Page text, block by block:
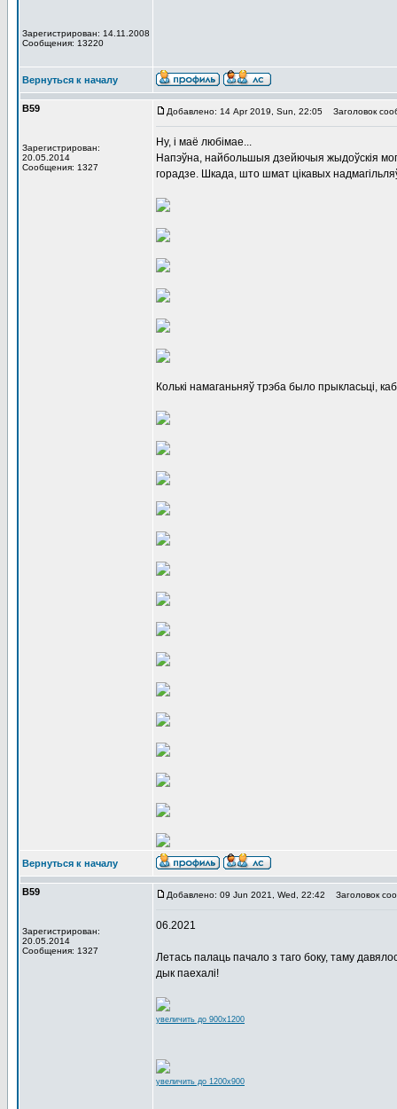
Зарегистрирован: 14.11.2008
Сообщения: 13220
Вернуться к началу
В59
Зарегистрирован:
20.05.2014
Сообщения: 1327
Добавлено: 14 Apr 2019, Sun, 22:05 Заголовок
Ну, і маё любімае...
Напэўна, найбольшыя дзейючыя жыдоўскія
горадзе. Шкада, што шмат цікавых
Колькі намаганьняў трэба было прыкласьці,
Вернуться к началу
В59
Зарегистрирован:
20.05.2014
Сообщения: 1327
Добавлено: 09 Jun 2021, Wed, 22:42 Заголовок
06.2021
Летась палаць пачало з таго боку, таму
дык паехалі!
увеличить до 900x1200
увеличить до 1200x900